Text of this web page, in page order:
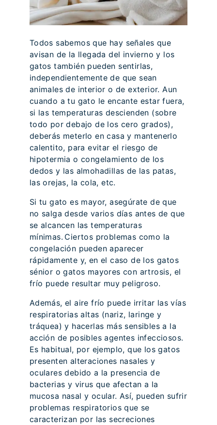
Todos sabemos que hay señales que
avisan de la llegada del invierno y los
gatos también pueden sentirlas,
independientemente de que sean
animales de interior o de exterior. Aun
cuando a tu gato le encante estar fuera,
si las temperaturas descienden (sobre
todo por debajo de los cero grados),
deberás meterlo en casa y mantenerlo
calentito, para evitar el riesgo de
hipotermia o congelamiento de los
dedos y las almohadillas de las patas,
las orejas, la cola, etc.
Si tu gato es mayor, asegúrate de que
no salga desde varios días antes de que
se alcancen las temperaturas
mínimas. Ciertos problemas como la
congelación pueden aparecer
rápidamente y, en el caso de los gatos
sénior o gatos mayores con artrosis, el
frío puede resultar muy peligroso.
Además, el aire frío puede irritar las vías
respiratorias altas (nariz, laringe y
tráquea) y hacerlas más sensibles a la
acción de posibles agentes infecciosos.
Es habitual, por ejemplo, que los gatos
presenten alteraciones nasales y
oculares debido a la presencia de
bacterias y virus que afectan a la
mucosa nasal y ocular. Así, pueden sufrir
problemas respiratorios que se
caracterizan por las secreciones